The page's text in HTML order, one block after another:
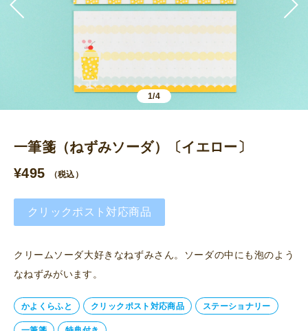
1/4
一筆箋（ねずみソーダ）〔イエロー〕
¥495 （税込）
クリックポスト対応商品
クリームソーダ大好きなねずみさん。ソーダの中にも泡のよう
なねずみがいます。
かよくらふと クリックポスト対応商品 ステーショナリー